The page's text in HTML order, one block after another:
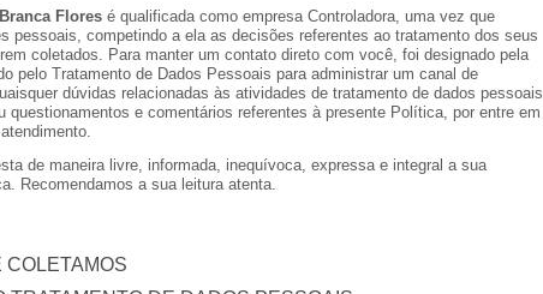
Branca Flores é qualificada como empresa Controladora, uma vez que
pessoais, competindo a ela as decisões referentes ao tratamento dos seus
coletados. Para manter um contato direto com você, foi designado pela
pelo Tratamento de Dados Pessoais para administrar um canal de
dúvidas relacionadas às atividades de tratamento de dados pessoais
questionamentos e comentários referentes à presente Política, por entre em
de maneira livre, informada, inequívoca, expressa e integral a sua
Recomendamos a sua leitura atenta.
COLETAMOS